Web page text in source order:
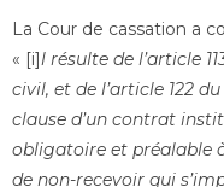
La Cour de cassation a
« [i]l résulte de l’article
civil, et de l’article 122
clause d’un contrat
obligatoire et préalable
de non-recevoir qui